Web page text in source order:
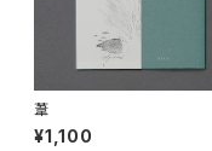
葦
¥1,100